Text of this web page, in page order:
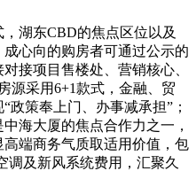
湖东CBD的焦点区位以及
心向的购房者可通过公示的
接项目售楼处、营销核心、
源采用6+1款式，金融、贸
政策奉上门、办事减承担”；
海大厦的焦点合作力之一，
端商务气质取适用价值，包
调及新风系统费用，汇聚久